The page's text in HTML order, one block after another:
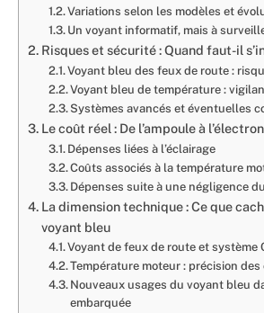
Variations selon les modèles et
Un voyant informatif, mais à
Risques et sécurité : Quand faut-il
Voyant bleu des feux de route :
Voyant bleu de température :
Systèmes avancés et éventuelles
Le coût réel : De l’ampoule à
Dépenses liées à l’éclairage
Coûts associés à la température
Dépenses suite à une négligence
La dimension technique : Ce que
voyant bleu
Voyant de feux de route et système
Température moteur : précision
Nouveaux usages du voyant bleu
embarquée